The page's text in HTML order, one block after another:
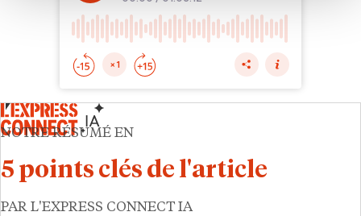
NOTRE RÉSUMÉ EN
5 points clés de l'article
PAR L'EXPRESS CONNECT IA